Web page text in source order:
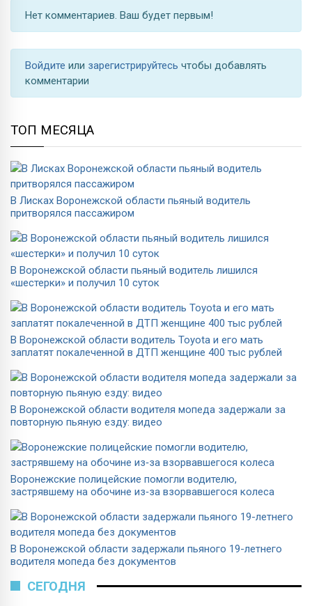
Нет комментариев. Ваш будет первым!
Войдите или зарегистрируйтесь чтобы добавлять
комментарии
ТОП МЕСЯЦА
В Лисках Воронежской области пьяный водитель
притворялся пассажиром
В Воронежской области пьяный водитель лишился
«шестерки» и получил 10 суток
В Воронежской области водитель Toyota и его мать
заплатят покалеченной в ДТП женщине 400 тыс рублей
В Воронежской области водителя мопеда задержали за
повторную пьяную езду: видео
Воронежские полицейские помогли водителю,
застрявшему на обочине из‑за взорвавшегося колеса
В Воронежской области задержали пьяного 19-летнего
водителя мопеда без документов
СЕГОДНЯ